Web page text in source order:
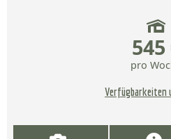
545
pro
Verfügbarkeiten